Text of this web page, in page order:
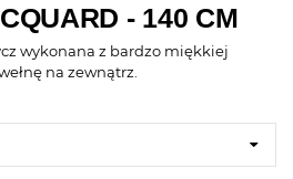
- 140 CM
wykonana z bardzo miękkiej
na zewnątrz.